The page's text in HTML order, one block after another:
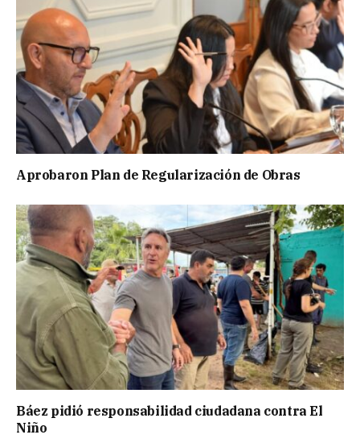
Aprobaron Plan de Regularización de Obras
Báez pidió responsabilidad ciudadana contra El
Niño